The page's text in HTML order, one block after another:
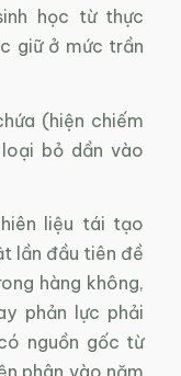
học từ thực
giữ ở mức trần
(hiện chiếm
bỏ dần vào
liệu tái tạo
lần đầu tiên đề
hàng không,
phản lực phải
nguồn gốc từ